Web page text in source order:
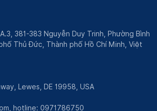
381-383 Nguyễn Duy Trinh, Phường Bình
Thủ Đức, Thành phố Hồ Chí Minh, Việt
Lewes, DE 19958, USA
, hotline: 0971786750